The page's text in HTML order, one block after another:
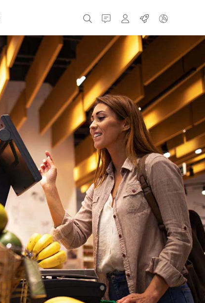
Kontakt MyBizerbaPracovné miesta
Česká republika
Grécko
Holandsko
Rusko
Španielsko
Ukrajina